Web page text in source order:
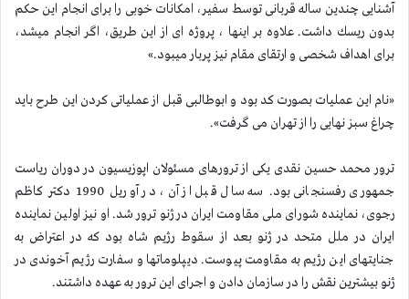
آشنایی چندین ساله قربانی توسط سفیر، امكانات خوبی را برای انجام این حكم
بدون ریسك داشت. علاوه بر اینها ، پروژه ای از این طریق، اگر انجام میشد،
برای اهداف شخصی و ارتقای مقام نیز پربار میبود.»
«نام این عملیات بصورت كد بود و ابوطالبی قبل از عملیاتی كردن این طرح باید
چراغ سبز نهایی را از تهران می گرفت».
ترور محمد حسین نقدی یكی از ترورهای مسئولان اپوزیسیون در دوران ریاست
جمهوری رفسنجانی بود. سه سال قبل از آن، در آوریل 1990 دكتر كاظم
رجوی، نماینده شورای ملی مقاومت ایران در ژنو ترور شد. او نیز اولین نماینده
ایران در ملل متحد در ژنو بعد از سقوط رژیم شاه بود كه در اعتراض به
جنایتهای این رژیم به مقاومت پیوست. دیپلوماتها و سفارت رژیم آخوندی در
ژنو بیشترین نقش را در سازمان دادن و اجرای این ترور به عهده داشتند.